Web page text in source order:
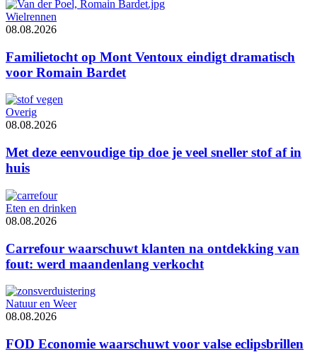
Wielrennen
08.08.2026
Familietocht op Mont Ventoux eindigt dramatisch
voor Romain Bardet
Overig
08.08.2026
Met deze eenvoudige tip doe je veel sneller stof af in
huis
Eten en drinken
08.08.2026
Carrefour waarschuwt klanten na ontdekking van
fout: werd maandenlang verkocht
Natuur en Weer
08.08.2026
FOD Economie waarschuwt voor valse eclipsbrillen